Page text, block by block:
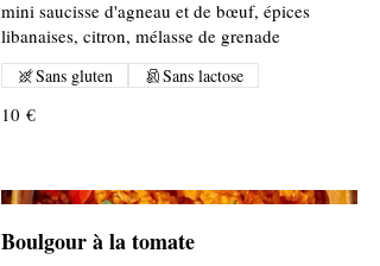
mini saucisse d'agneau et de bœuf, épices
libanaises, citron, mélasse de grenade
10 €
Sans gluten Sans lactose
Boulgour à la tomate